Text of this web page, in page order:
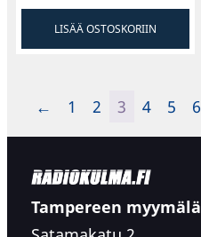
LISÄÄ OSTOSKORIIN
← 1 2 3 4 5 6
Tampereen myymälä